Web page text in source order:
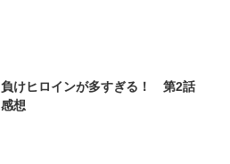
負けヒロインが多すぎる！ 第2話
感想